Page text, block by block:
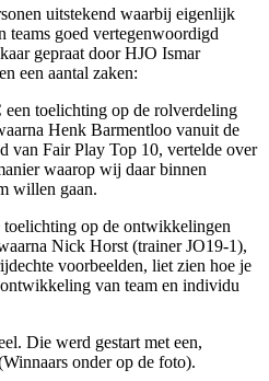
uitstekend waarbij eigenlijk
teams goed vertegenwoordigd
gepraat door HJO Ismar
een aantal zaken:
een toelichting op de rolverdeling
Henk Barmentloo vanuit de
van Fair Play Top 10, vertelde over
waarop wij daar binnen
willen gaan.
toelichting op de ontwikkelingen
Nick Horst (trainer JO19-1),
voorbeelden, liet zien hoe je
van team en individu
Die werd gestart met een,
onder op de foto).